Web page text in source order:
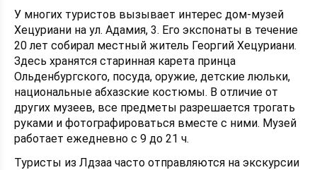
У многих туристов вызывает интерес дом-музей
Хецуриани на ул. Адамия, 3. Его экспонаты в течение
20 лет собирал местный житель Георгий Хецуриани.
Здесь хранятся старинная карета принца
Ольденбургского, посуда, оружие, детские люльки,
национальные абхазские костюмы. В отличие от
других музеев, все предметы разрешается трогать
руками и фотографироваться вместе с ними. Музей
работает ежедневно с 9 до 21 ч.
Туристы из Лдзаа часто отправляются на экскурсии